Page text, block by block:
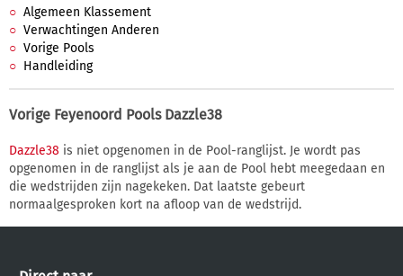
Algemeen Klassement
Verwachtingen Anderen
Vorige Pools
Handleiding
Vorige Feyenoord Pools Dazzle38
Dazzle38 is niet opgenomen in de Pool-ranglijst. Je wordt pas
opgenomen in de ranglijst als je aan de Pool hebt meegedaan en
die wedstrijden zijn nagekeken. Dat laatste gebeurt
normaalgesproken kort na afloop van de wedstrijd.